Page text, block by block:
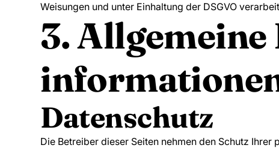
Weisungen und unter Einhaltung der DSGVO
3.
Datenschutz
Die Betreiber dieser Seiten nehmen den Schutz